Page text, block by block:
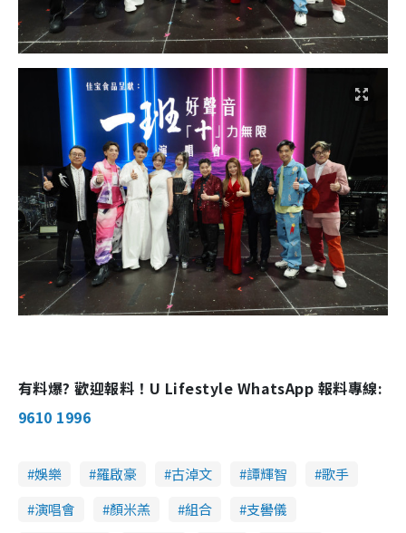
有料爆? 歡迎報料！U Lifestyle WhatsApp 報料專線:
9610 1996
娛樂 羅啟豪 古淖文 譚輝智
歌手
演唱會
顏米羔 組合
支嚳儀